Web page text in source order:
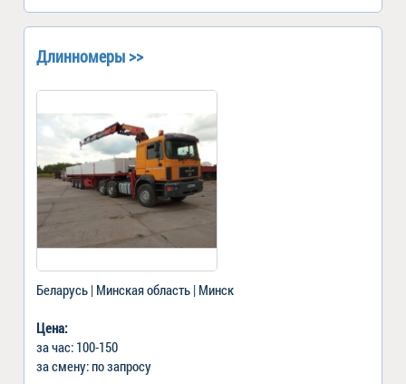
Длинномеры >>
Беларусь | Минская область | Минск
Цена:
за час: 100-150
за смену: по запросу